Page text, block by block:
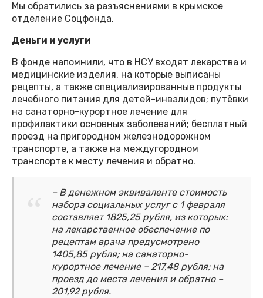
Мы обратились за разъяснениями в крымское
отделение Соцфонда.
Деньги и услуги
В фонде напомнили, что в НСУ входят лекарства и
медицинские изделия, на которые выписаны
рецепты, а также специализированные продукты
лечебного питания для детей-инвалидов; путёвки
на санаторно-курортное лечение для
профилактики основных заболеваний; бесплатный
проезд на пригородном железнодорожном
транспорте, а также на междугородном
транспорте к месту лечения и обратно.
– В денежном эквиваленте стоимость
набора социальных услуг с 1 февраля
составляет 1825,25 рубля, из которых:
на лекарственное обеспечение по
рецептам врача предусмотрено
1405,85 рубля; на санаторно-
курортное лечение – 217,48 рубля; на
проезд до места лечения и обратно –
201,92 рубля.